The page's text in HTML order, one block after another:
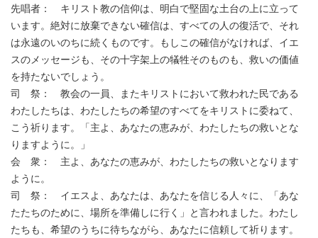
先唱者： キリスト教の信仰は、明白で堅固な土台の上に立って
います。絶対に放棄できない確信は、すべての人の復活で、それ
は永遠のいのちに続くものです。もしこの確信がなければ、イエ
スのメッセージも、その十字架上の犠牲そのものも、救いの価値
を持たないでしょう。
司 祭： 教会の一員、またキリストにおいて救われた民である
わたしたちは、わたしたちの希望のすべてをキリストに委ねて、
こう祈ります。「主よ、あなたの恵みが、わたしたちの救いとな
りますように。」
会 衆： 主よ、あなたの恵みが、わたしたちの救いとなります
ように。
司 祭： イエスよ、あなたは、あなたを信じる人々に、「あな
たたちのために、場所を準備しに行く」と言われました。わたし
たちも、希望のうちに待ちながら、あなたに信頼して祈ります。